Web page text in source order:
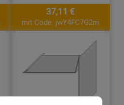
37,11 €
mit Code: jwY4FC7G2m